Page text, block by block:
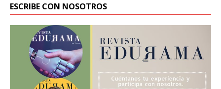
ESCRIBE CON NOSOTROS